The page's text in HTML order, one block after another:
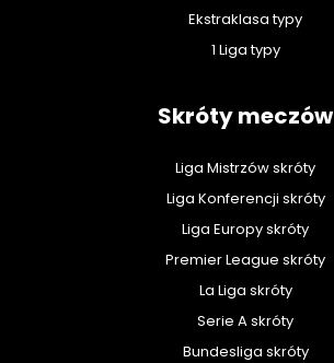
Ekstraklasa typy
1 Liga typy
Skróty meczów
Liga Mistrzów skróty
Liga Konferencji skróty
Liga Europy skróty
Premier League skróty
La Liga skróty
Serie A skróty
Bundesliga skróty